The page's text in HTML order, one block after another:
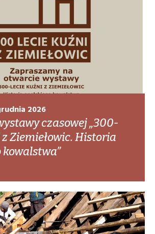
2026
czasowej „300-
Ziemiełowic. Historia